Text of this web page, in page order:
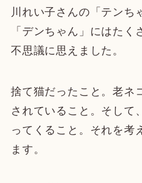
川れい子さんの「テンち
「デンちゃん」にはたく
不思議に思えました。
捨て猫だったこと。老ネ
されていること。そして
ってくること。それを考
ます。